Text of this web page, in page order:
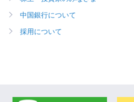
中国銀行について
採用について